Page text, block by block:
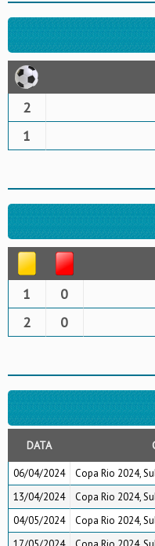
2
1
1 0
2 0
DATA
06/04/2024
Copa Rio 2024,
13/04/2024
Copa Rio 2024,
04/05/2024
Copa Rio 2024,